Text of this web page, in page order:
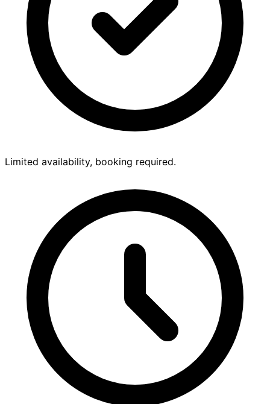
Limited availability, booking required.